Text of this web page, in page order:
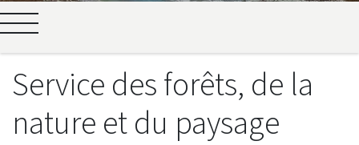
Service des forêts, de la
nature et du paysage